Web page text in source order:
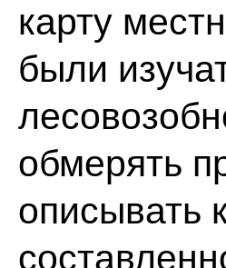
карту
были
обмерять
описывать